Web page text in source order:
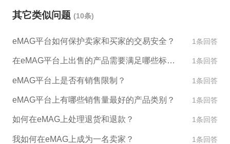
- 运费：可以选择按件、按重量、按体积计算运费等
全国、仅限特定地区等。 5. 保存您的更改。 完成上
述步骤之后，您就成功在eMAG上设置了您的运费和
其它类似问题 (10条)
eMAG平台如何保护卖家和买家的交易安全？ 1条回答
在eMAG平台上出售的产品需要满足哪些标准？ 1条回答
eMAG平台上是否有销售限制？ 1条回答
eMAG平台上有哪些销售量最好的产品类别？ 1条回答
如何在eMAG上处理退货和退款？ 1条回答
我如何在eMAG上成为一名卖家？ 1条回答